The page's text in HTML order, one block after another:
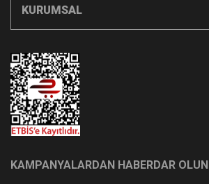
KURUMSAL
KAMPANYALARDAN HABERDAR OLUN